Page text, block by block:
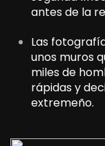
antes de la
Las
unos muros
miles de
rápidas y
extremeño.